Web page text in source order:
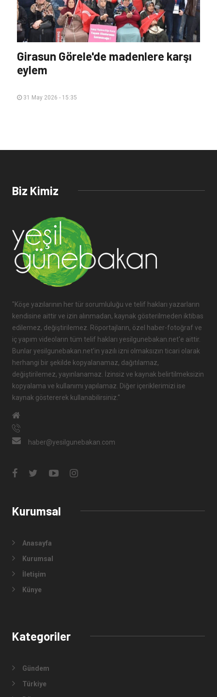
Girasun Görele'de madenlere karşı
eylem
31 May 2026 - 15:35
Biz Kimiz
"Köşe yazılarının her tür sorumluluğu ve telif hakları yazarların
kendisine aittir ve izin alınmadan, kaynak gösterilmeden iktibas
edilemez, değiştirilemez. Röportajların, özel haber-fotoğraf ve
iç yapım videoların tüm telif hakları yesilgunebakan.net'e aittir.
Bunlar yesilgunebakan.net'in yazılı izni olmaksızın ticari olarak
herhangi bir şekilde kopyalanamaz, dağıtılamaz,
değiştirilemez, yayınlanamaz. İzinsiz ve kaynak belirtilmeksizin
kopyalama ve kullanımı yapılamaz. Diğer içeriklerimizi ise
kaynak göstererek kullanabilirsiniz."
haber@yesilgunebakan.com
Kurumsal
Anasayfa
Kurumsal
İletişim
Künye
Kategoriler
Gündem
Türkiye